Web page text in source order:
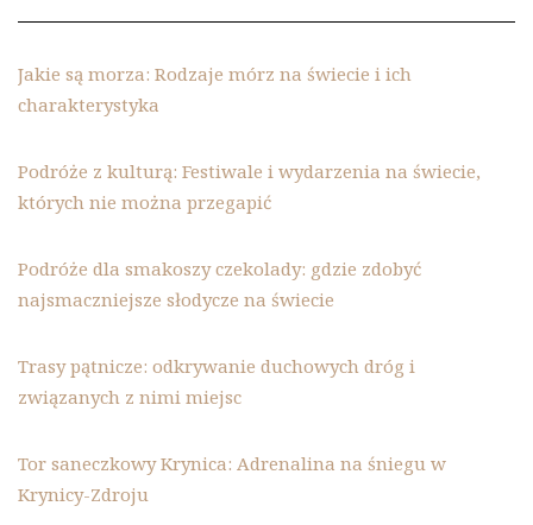
Jakie są morza: Rodzaje mórz na świecie i ich
charakterystyka
Podróże z kulturą: Festiwale i wydarzenia na świecie,
których nie można przegapić
Podróże dla smakoszy czekolady: gdzie zdobyć
najsmaczniejsze słodycze na świecie
Trasy pątnicze: odkrywanie duchowych dróg i
związanych z nimi miejsc
Tor saneczkowy Krynica: Adrenalina na śniegu w
Krynicy-Zdroju